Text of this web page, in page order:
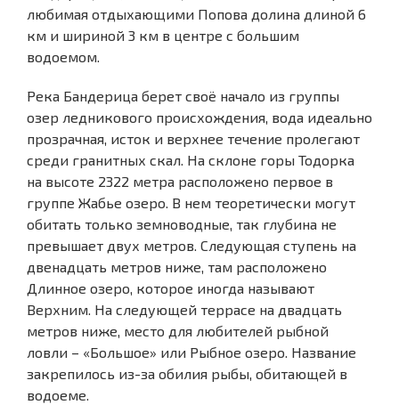
любимая отдыхающими Попова долина длиной 6
км и шириной 3 км в центре с большим
водоемом.
Река Бандерица берет своё начало из группы
озер ледникового происхождения, вода идеально
прозрачная, исток и верхнее течение пролегают
среди гранитных скал. На склоне горы Тодорка
на высоте 2322 метра расположено первое в
группе Жабье озеро. В нем теоретически могут
обитать только земноводные, так глубина не
превышает двух метров. Следующая ступень на
двенадцать метров ниже, там расположено
Длинное озеро, которое иногда называют
Верхним. На следующей террасе на двадцать
метров ниже, место для любителей рыбной
ловли – «Большое» или Рыбное озеро. Название
закрепилось из-за обилия рыбы, обитающей в
водоеме.